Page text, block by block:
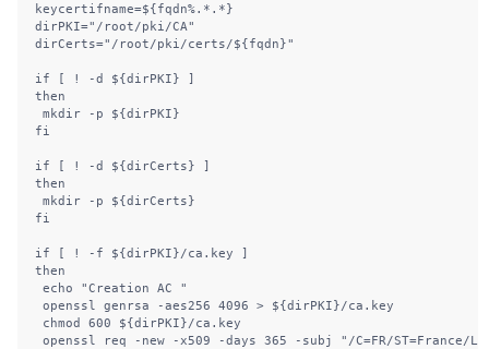
keycertifname=${fqdn%.*.*}
dirPKI="/root/pki/CA"
dirCerts="/root/pki/certs/${fqdn}"
if [ ! -d ${dirPKI} ]
then
mkdir -p ${dirPKI}
fi
if [ ! -d ${dirCerts} ]
then
mkdir -p ${dirCerts}
fi
if [ ! -f ${dirPKI}/ca.key ]
then
echo "Creation AC "
openssl genrsa -aes256 4096 > ${dirPKI}/ca.key
chmod 600 ${dirPKI}/ca.key
openssl req -new -x509 -days 365 -subj "/C=FR/ST=France/